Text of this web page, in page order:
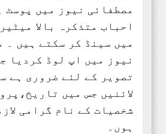
مصطفائی نیوز میں پوسٹ
احباب متذکرہ بالا
میں سینڈ کر سکتے ہیں ۔
نیوز میں اپ لوڈ کردیا
تصویر کے لئے ضروری ہے
لائنیں جس میں
شخصیات کے نام گرامی
ہوں۔